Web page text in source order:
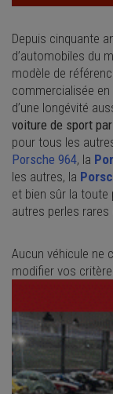
Depuis cinquante
d’automobiles du
modèle de
commercialisée
d’une longévité
voiture de sport
pour tous les
Porsche 964, la
les autres, la
et bien sûr la toute
autres perles
Aucun véhicule ne
modifier vos